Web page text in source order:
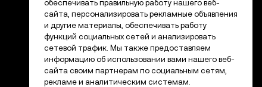
обеспечивать правильную работу нашего веб-
сайта, персонализировать рекламные объявления
и другие материалы, обеспечивать работу
функций социальных сетей и анализировать
сетевой трафик. Мы также предоставляем
информацию об использовании вами нашего веб-
сайта своим партнерам по социальным сетям,
рекламе и аналитическим системам.